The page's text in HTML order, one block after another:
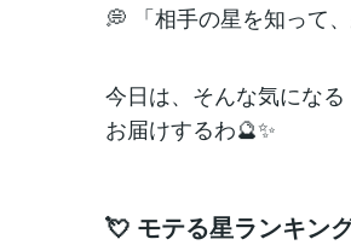
💭 「相手の星を知って
今日は、そんな気にな
お届けするわ🔮✨
💘 モテる星ランキン